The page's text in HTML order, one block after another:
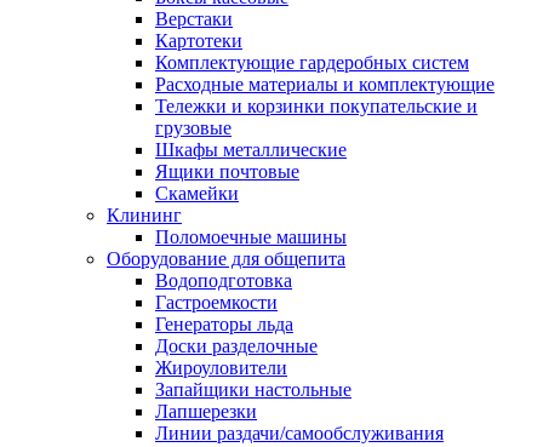
Верстаки
Картотеки
Комплектующие гардеробных систем
Расходные материалы и комплектующие
Тележки и корзинки покупательские и
грузовые
Шкафы металлические
Ящики почтовые
Скамейки
Клининг
Поломоечные машины
Оборудование для общепита
Водоподготовка
Гастроемкости
Генераторы льда
Доски разделочные
Жироуловители
Запайщики настольные
Лапшерезки
Линии раздачи/самообслуживания